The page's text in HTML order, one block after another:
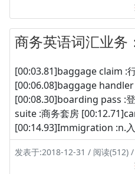
商务英语词汇业务
[00:03.81]baggage claim :
[00:06.08]baggage handler
[00:08.30]boarding pass :
suite :商务套房
[00:14.93]Immigration :n.
发表于:2018-12-31 / 阅读(512)